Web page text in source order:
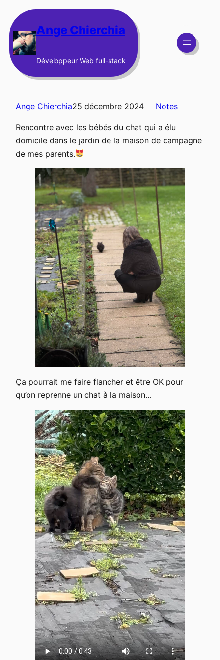
au
contenu Ange Chierchia
Développeur Web full-stack
Ange Chierchia25 décembre 2024 Notes
Rencontre avec les bébés du chat qui a élu
domicile dans le jardin de la maison de campagne
de mes parents.
Ça pourrait me faire flancher et être OK pour
qu’on reprenne un chat à la maison…